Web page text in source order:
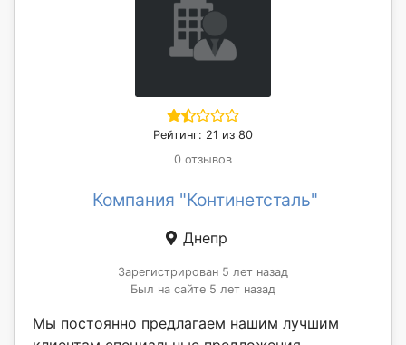
Рейтинг: 21 из 80
0 отзывов
Компания "Континетсталь"
Днепр
Зарегистрирован 5 лет назад
Был на сайте 5 лет назад
Мы постоянно предлагаем нашим лучшим